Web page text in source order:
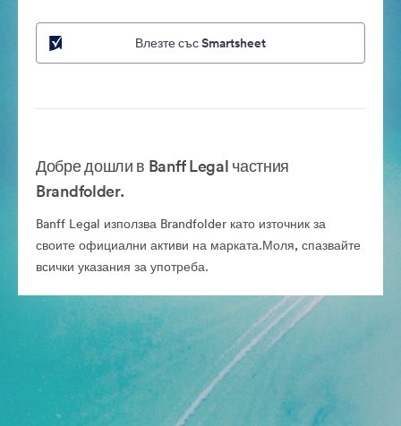
Влезте със Smartsheet
Добре дошли в Banff Legal частния
Brandfolder.
Banff Legal използва Brandfolder като източник за
своите официални активи на марката.Моля, спазвайте
всички указания за употреба.